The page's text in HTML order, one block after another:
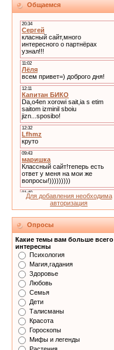
Общаемся
Для добавления необходима
авторизация
Опросы
Какие темы вам больше всего
интересны
Психология
Магия,гадания
Здоровье
Любовь
Семья
Дети
Талисманы
Красота
Гороскопы
Мифы и легенды